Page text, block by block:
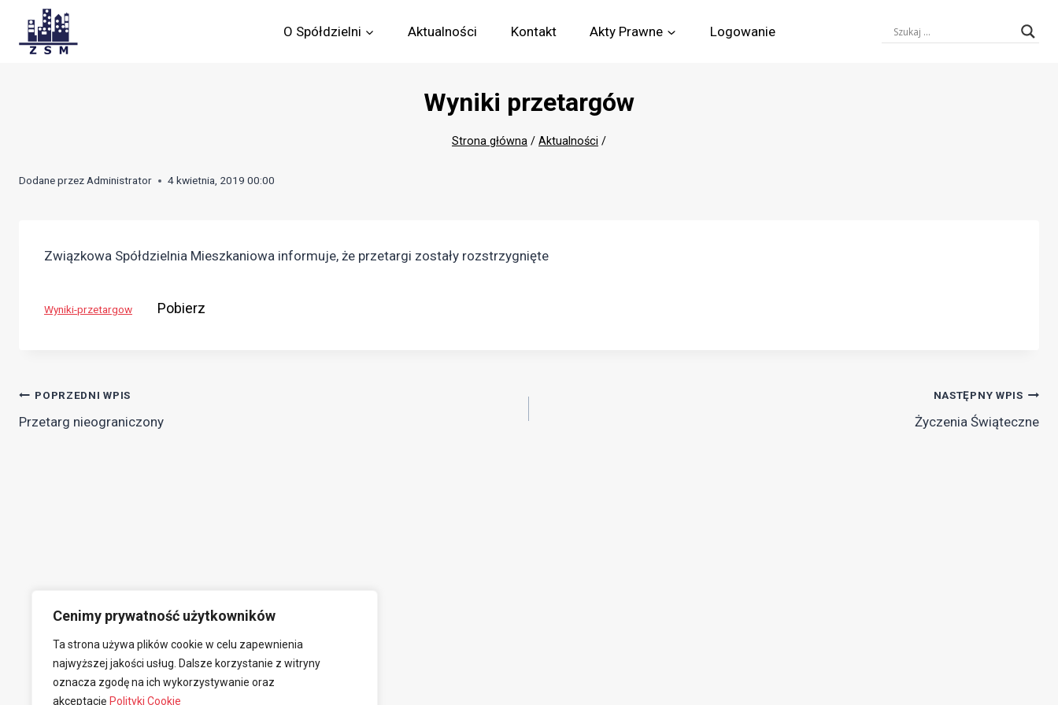
Cenimy prywatność użytkowników
Ta strona używa plików cookie w celu zapewnienia
najwyższej jakości usług. Dalsze korzystanie z witryny
oznacza zgodę na ich wykorzystywanie oraz
akceptację Polityki Cookie
content
O Spółdzielni Aktualności Kontakt Akty Prawne Logowanie
Wyniki przetargów
Strona główna / Aktualności /
Dodane przezAdministrator 4 kwietnia, 2019 00:00
Związkowa Spółdzielnia Mieszkaniowa informuje, że przetargi zostały rozstrzygnięte
Wyniki-przetargow Pobierz
Nawigacja
wpisu
POPRZEDNI WPIS
Przetarg nieograniczony
NASTĘPNY WPIS
Życzenia Świąteczne